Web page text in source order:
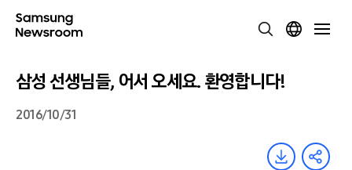
삼성 선생님들, 어서 오세요. 환영합니다!
2016/10/31